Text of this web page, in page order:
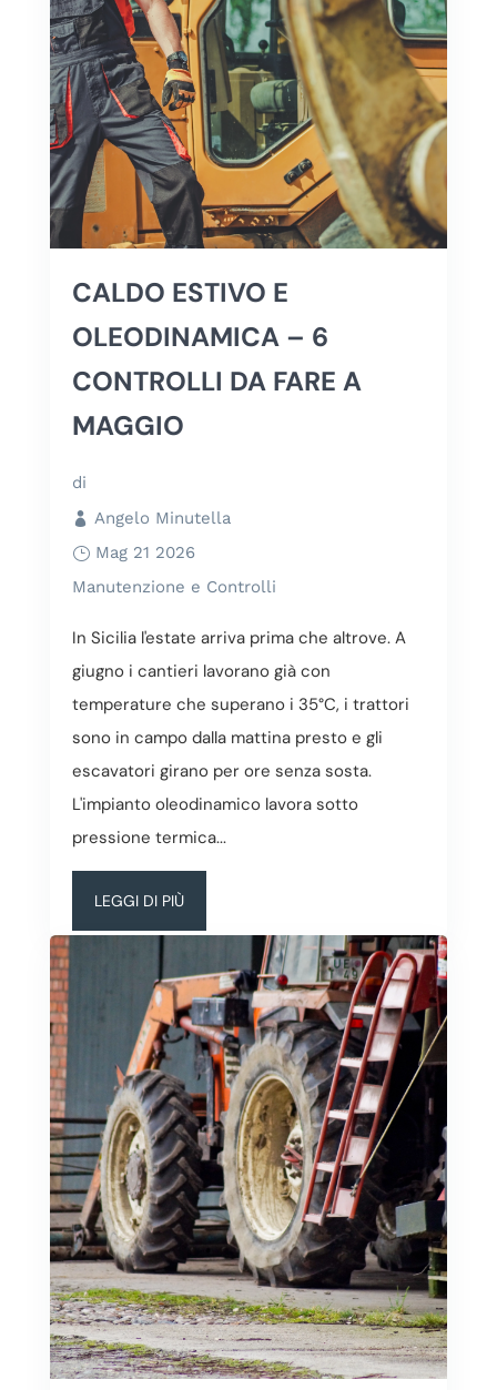
CALDO ESTIVO E
OLEODINAMICA – 6
CONTROLLI DA FARE A
MAGGIO
di
Angelo Minutella
Mag 21 2026
Manutenzione e Controlli
In Sicilia l'estate arriva prima che altrove. A
giugno i cantieri lavorano già con
temperature che superano i 35°C, i trattori
sono in campo dalla mattina presto e gli
escavatori girano per ore senza sosta.
L'impianto oleodinamico lavora sotto
pressione termica...
LEGGI DI PIÙ